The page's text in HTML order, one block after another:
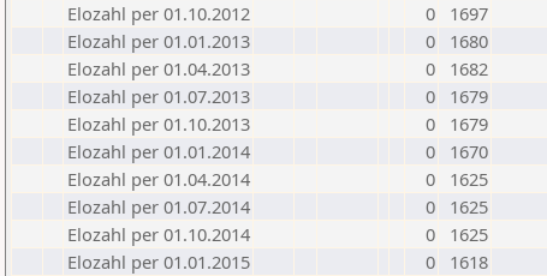
Elozahl per 01.10.2012
0
1697
Elozahl per 01.01.2013
0
1680
Elozahl per 01.04.2013
0
1682
Elozahl per 01.07.2013
0
1679
Elozahl per 01.10.2013
0
1679
Elozahl per 01.01.2014
0
1670
Elozahl per 01.04.2014
0
1625
Elozahl per 01.07.2014
0
1625
Elozahl per 01.10.2014
0
1625
Elozahl per 01.01.2015
0
1618